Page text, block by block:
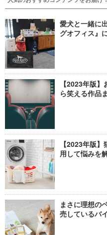
愛犬と一緒に
グオフィス』
【2023年版
ら笑える作品
【2023年版
用して悩みを
まさに理想の
売しているバ